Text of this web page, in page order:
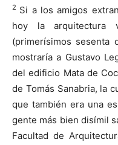
2 Si a los amigos
hoy la arquitectura
(primerísimos sesenta
mostraría a Gustavo
del edificio Mata de
de Tomás Sanabria, la
que también era una
gente más bien disímil
Facultad de